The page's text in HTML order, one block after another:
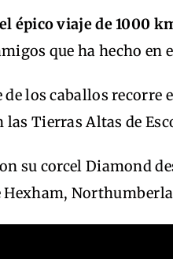
épico viaje de 1000
que ha hecho en
de los caballos
Tierras Altas de
su corcel Diamond
Hexham,